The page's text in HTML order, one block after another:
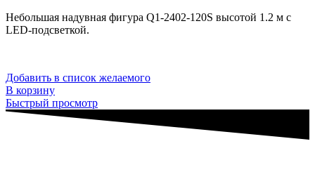
Небольшая надувная фигура Q1-2402-120S высотой 1.2 м с
LED-подсветкой.
Добавить в список желаемого
В корзину
Быстрый просмотр